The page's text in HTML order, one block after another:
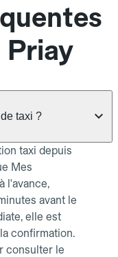
Priay
taxi ?
taxi depuis
Mes
l'avance,
avant le
elle est
confirmation.
consulter le